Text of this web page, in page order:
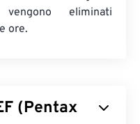
eliminati
ore.
(Pentax